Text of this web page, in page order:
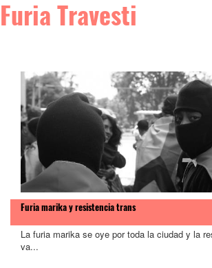
Furia Travesti
Furia marika y resistencia trans
La furia marika se oye por toda la ciudad y la
va...